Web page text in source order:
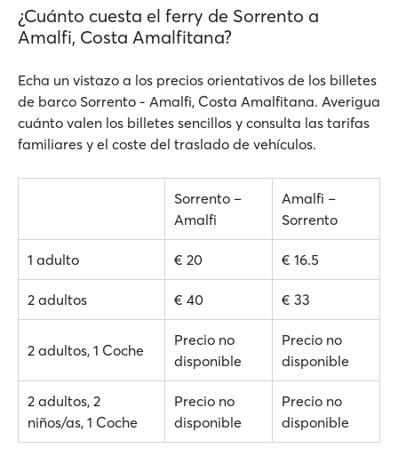
¿Cuánto cuesta el ferry de Sorrento a
Amalfi, Costa Amalfitana?
Echa un vistazo a los precios orientativos de los billetes
de barco Sorrento - Amalfi, Costa Amalfitana. Averigua
cuánto valen los billetes sencillos y consulta las tarifas
familiares y el coste del traslado de vehículos.
Sorrento –
Amalfi
Amalfi –
Sorrento
1 adulto € 20 € 16.5
2 adultos € 40 € 33
2 adultos, 1 Coche
Precio no
disponible
Precio no
disponible
2 adultos, 2
niños/as, 1 Coche
Precio no
disponible
Precio no
disponible